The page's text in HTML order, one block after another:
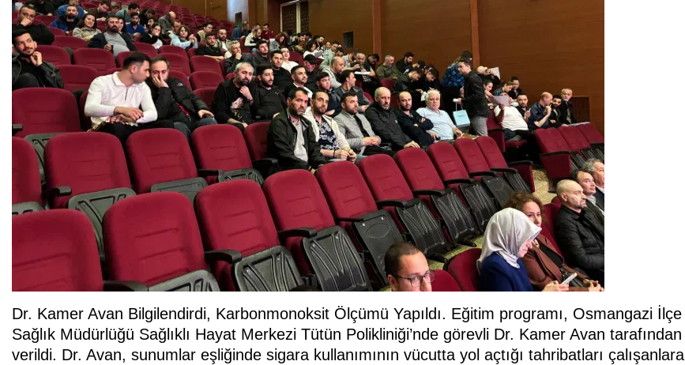
Dr. Kamer Avan Bilgilendirdi, Karbonmonoksit Ölçümü Yapıldı. Eğitim programı, Osmangazi İlçe
Sağlık Müdürlüğü Sağlıklı Hayat Merkezi Tütün Polikliniği’nde görevli Dr. Kamer Avan tarafından
verildi. Dr. Avan, sunumlar eşliğinde sigara kullanımının vücutta yol açtığı tahribatları çalışanlara